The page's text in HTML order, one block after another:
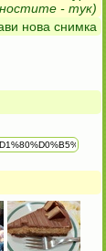
- тук)
нова снимка